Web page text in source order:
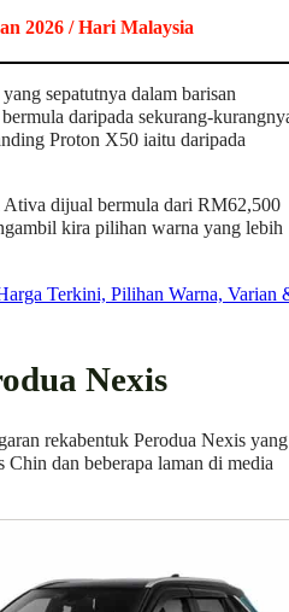
2026 / Hari Malaysia
sepatutnya dalam barisan
daripada sekurang-
Proton X50 iaitu daripada
Ativa dijual bermula dari RM62,500
kira pilihan warna yang lebih
Terkini, Pilihan Warna, Varian
Nexis
rekabentuk Perodua Nexis yang
dan beberapa laman di media